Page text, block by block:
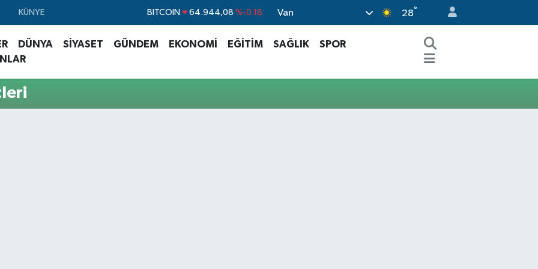
KÜNYE
BITCOIN 64.944,08 %-0.18 Van 28°
DÜNYA SİYASET GÜNDEM EKONOMİ EĞİTİM SAĞLIK
SPOR